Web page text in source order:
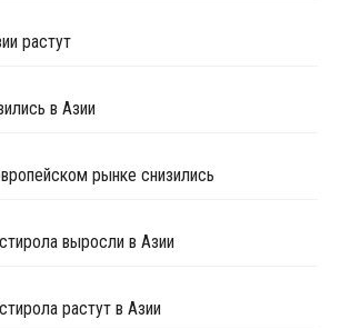
растут
в Азии
рынке снизились
выросли в Азии
растут в Азии